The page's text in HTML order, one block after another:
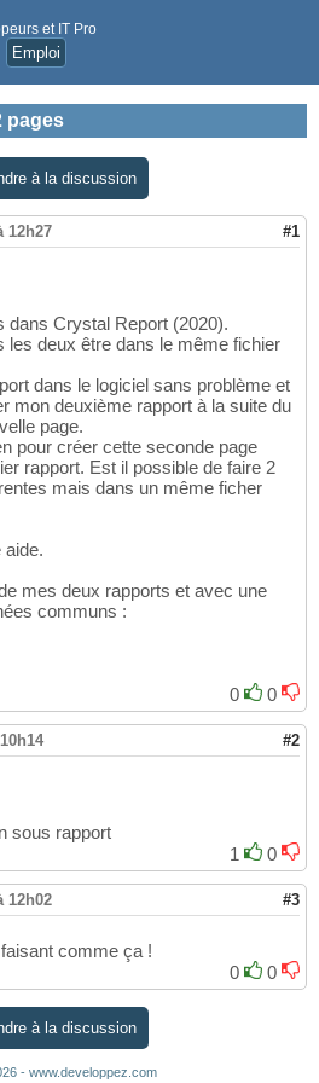
et IT Pro
Emploi
pages
à la discussion
12h27 #1
dans Crystal Report (2020).
les deux être dans le même fichier
dans le logiciel sans problème et
mon deuxième rapport à la suite du
page.
pour créer cette seconde page
rapport. Est il possible de faire 2
mais dans un même ficher
aide.
mes deux rapports et avec une
communs :
0 0
#2
sous rapport
1
0
12h02 #3
comme ça !
0
0
à la discussion
- www.developpez.com